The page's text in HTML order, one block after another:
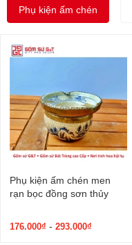
Phụ kiện ấm chén
Phụ kiện ấm chén men
rạn bọc đồng sơn thủy
176.000₫ - 293.000₫